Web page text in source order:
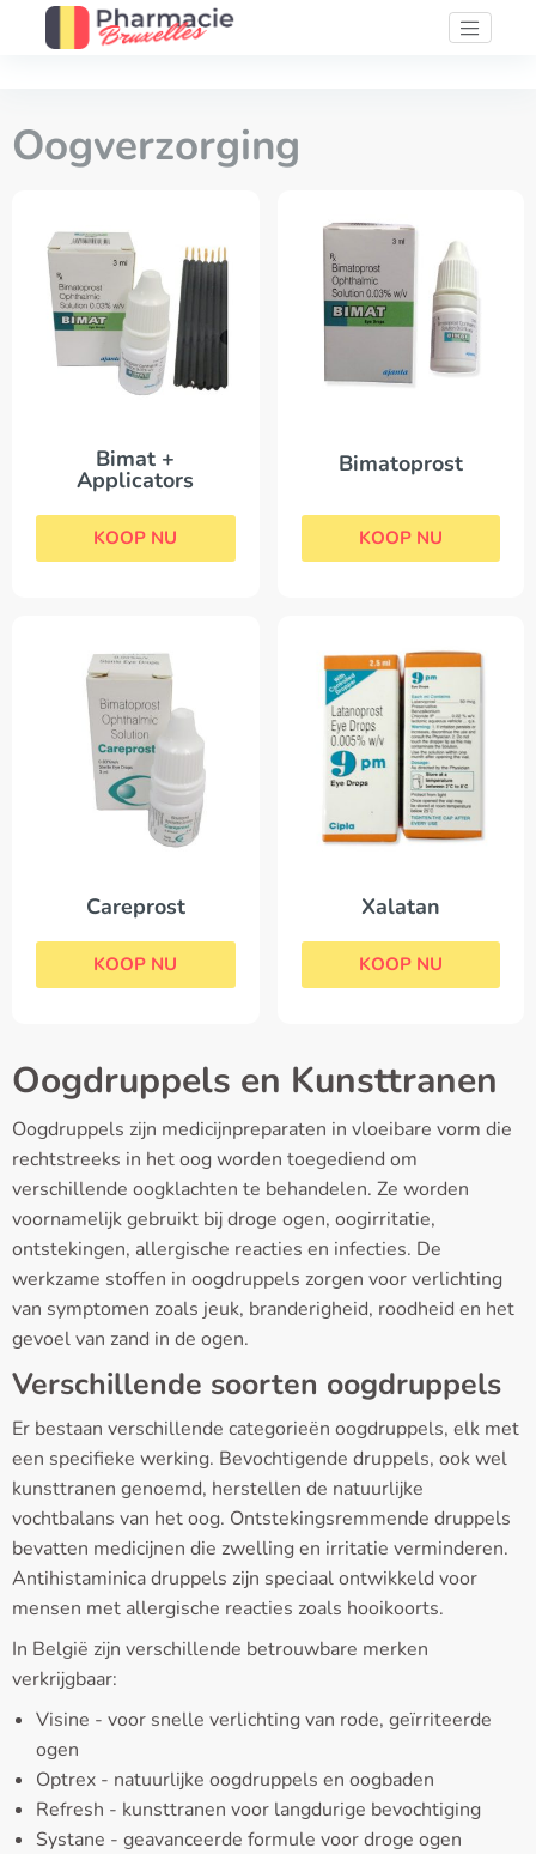
Oogverzorging
Bimat +
Applicators
KOOP NU
Bimatoprost
KOOP NU
Careprost
KOOP NU
Xalatan
KOOP NU
Oogdruppels en Kunsttranen
Oogdruppels zijn medicijnpreparaten in vloeibare vorm die
rechtstreeks in het oog worden toegediend om
verschillende oogklachten te behandelen. Ze worden
voornamelijk gebruikt bij droge ogen, oogirritatie,
ontstekingen, allergische reacties en infecties. De
werkzame stoffen in oogdruppels zorgen voor verlichting
van symptomen zoals jeuk, branderigheid, roodheid en het
gevoel van zand in de ogen.
Verschillende soorten oogdruppels
Er bestaan verschillende categorieën oogdruppels, elk met
een specifieke werking. Bevochtigende druppels, ook wel
kunsttranen genoemd, herstellen de natuurlijke
vochtbalans van het oog. Ontstekingsremmende druppels
bevatten medicijnen die zwelling en irritatie verminderen.
Antihistaminica druppels zijn speciaal ontwikkeld voor
mensen met allergische reacties zoals hooikoorts.
In België zijn verschillende betrouwbare merken
verkrijgbaar:
Visine - voor snelle verlichting van rode, geïrriteerde
ogen
Optrex - natuurlijke oogdruppels en oogbaden
Refresh - kunsttranen voor langdurige bevochtiging
Systane - geavanceerde formule voor droge ogen